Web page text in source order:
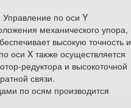
по оси Y
механического упора,
высокую точность и
оси X также осуществляется
редуктора и высокоточной
связи.
по осям производится